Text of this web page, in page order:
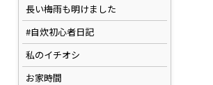
長い梅雨も明けました
#自炊初心者日記
私のイチオシ
お家時間